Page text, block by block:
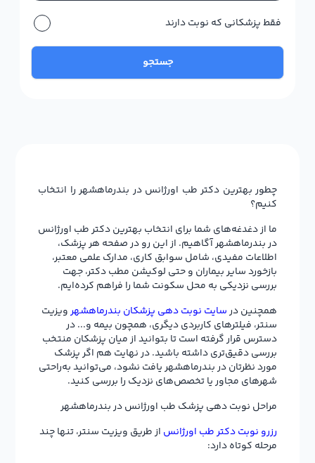
فقط پزشکانی که نوبت دارند
جستجو
چطور بهترین دکتر طب اورژانس در بندرماهشهر را انتخاب
کنیم؟
ما از دغدغه‌های شما برای انتخاب بهترین دکتر طب اورژانس
در بندرماهشهر آگاهیم. از این رو در صفحه هر پزشک،
اطلاعات مفیدی، شامل سوابق کاری، مدارک علمی معتبر،
بازخورد سایر بیماران و حتی لوکیشن مطب دکتر، جهت
بررسی نزدیکی به محل سکونت شما را فراهم کرده‌ایم.
همچنین درسایت نوبت دهی پزشکان بندرماهشهرویزیت
سنتر، فیلترهای کاربردی دیگری، همچون بیمه و... در
دسترس قرار گرفته است تا بتوانید از میان پزشکان منتخب
بررسی دقیق‌تری داشته باشید. در نهایت هم اگر پزشک
مورد نظرتان در بندرماهشهر یافت نشود، می‌توانید به‌راحتی
شهرهای مجاور یا تخصص‌های نزدیک را بررسی کنید.
مراحل نوبت دهی پزشک طب اورژانس در بندرماهشهر
رزرو نوبت دکتر طب اورژانس از طریق ویزیت سنتر، تنها چند
مرحله کوتاه دارد: